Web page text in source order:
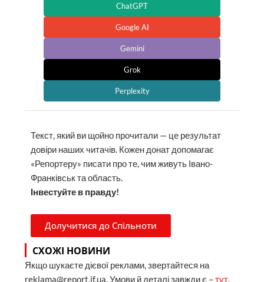
ChatGPT
Google AI
Gemini
Grok
Perplexity
Текст, який ви щойно прочитали — це результат
довіри наших читачів. Кожен донат допомагає
«Репортеру» писати про те, чим живуть Івано-
Франківськ та область.
Інвестуйте в правду!
Долучитися до Спільноти
СХОЖІ НОВИНИ
Якщо шукаєте дієвої реклами, звертайтеся на
reklama@report.if.ua. Умови й деталі завжди є –тут.